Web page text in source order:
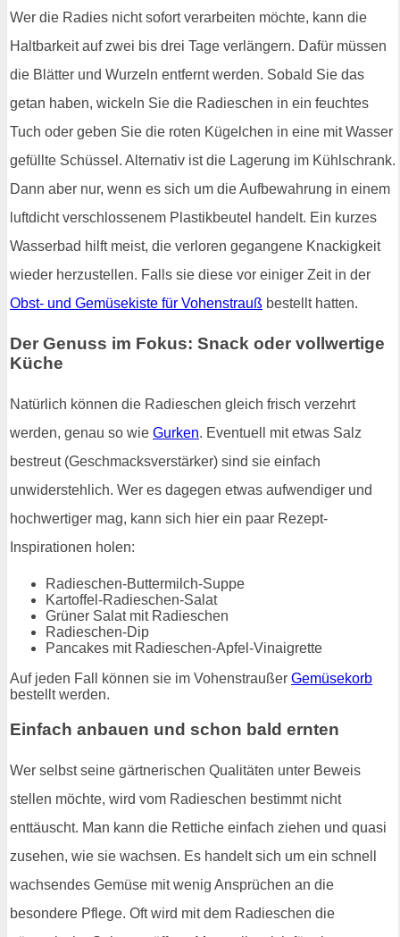
Wer die Radies nicht sofort verarbeiten möchte, kann die
Haltbarkeit auf zwei bis drei Tage verlängern. Dafür müssen
die Blätter und Wurzeln entfernt werden. Sobald Sie das
getan haben, wickeln Sie die Radieschen in ein feuchtes
Tuch oder geben Sie die roten Kügelchen in eine mit Wasser
gefüllte Schüssel. Alternativ ist die Lagerung im Kühlschrank.
Dann aber nur, wenn es sich um die Aufbewahrung in einem
luftdicht verschlossenem Plastikbeutel handelt. Ein kurzes
Wasserbad hilft meist, die verloren gegangene Knackigkeit
wieder herzustellen. Falls sie diese vor einiger Zeit in der
Obst- und Gemüsekiste für Vohenstrauß bestellt hatten.
Der Genuss im Fokus: Snack oder vollwertige
Küche
Natürlich können die Radieschen gleich frisch verzehrt
werden, genau so wie Gurken. Eventuell mit etwas Salz
bestreut (Geschmacksverstärker) sind sie einfach
unwiderstehlich. Wer es dagegen etwas aufwendiger und
hochwertiger mag, kann sich hier ein paar Rezept-
Inspirationen holen:
Radieschen-Buttermilch-Suppe
Kartoffel-Radieschen-Salat
Grüner Salat mit Radieschen
Radieschen-Dip
Pancakes mit Radieschen-Apfel-Vinaigrette
Auf jeden Fall können sie im Vohenstraußer Gemüsekorb
bestellt werden.
Einfach anbauen und schon bald ernten
Wer selbst seine gärtnerischen Qualitäten unter Beweis
stellen möchte, wird vom Radieschen bestimmt nicht
enttäuscht. Man kann die Rettiche einfach ziehen und quasi
zusehen, wie sie wachsen. Es handelt sich um ein schnell
wachsendes Gemüse mit wenig Ansprüchen an die
besondere Pflege. Oft wird mit dem Radieschen die